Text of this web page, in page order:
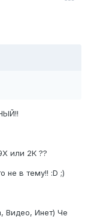
или 2К ??
не в тему!! :D ;)
Видео, Инет) Че